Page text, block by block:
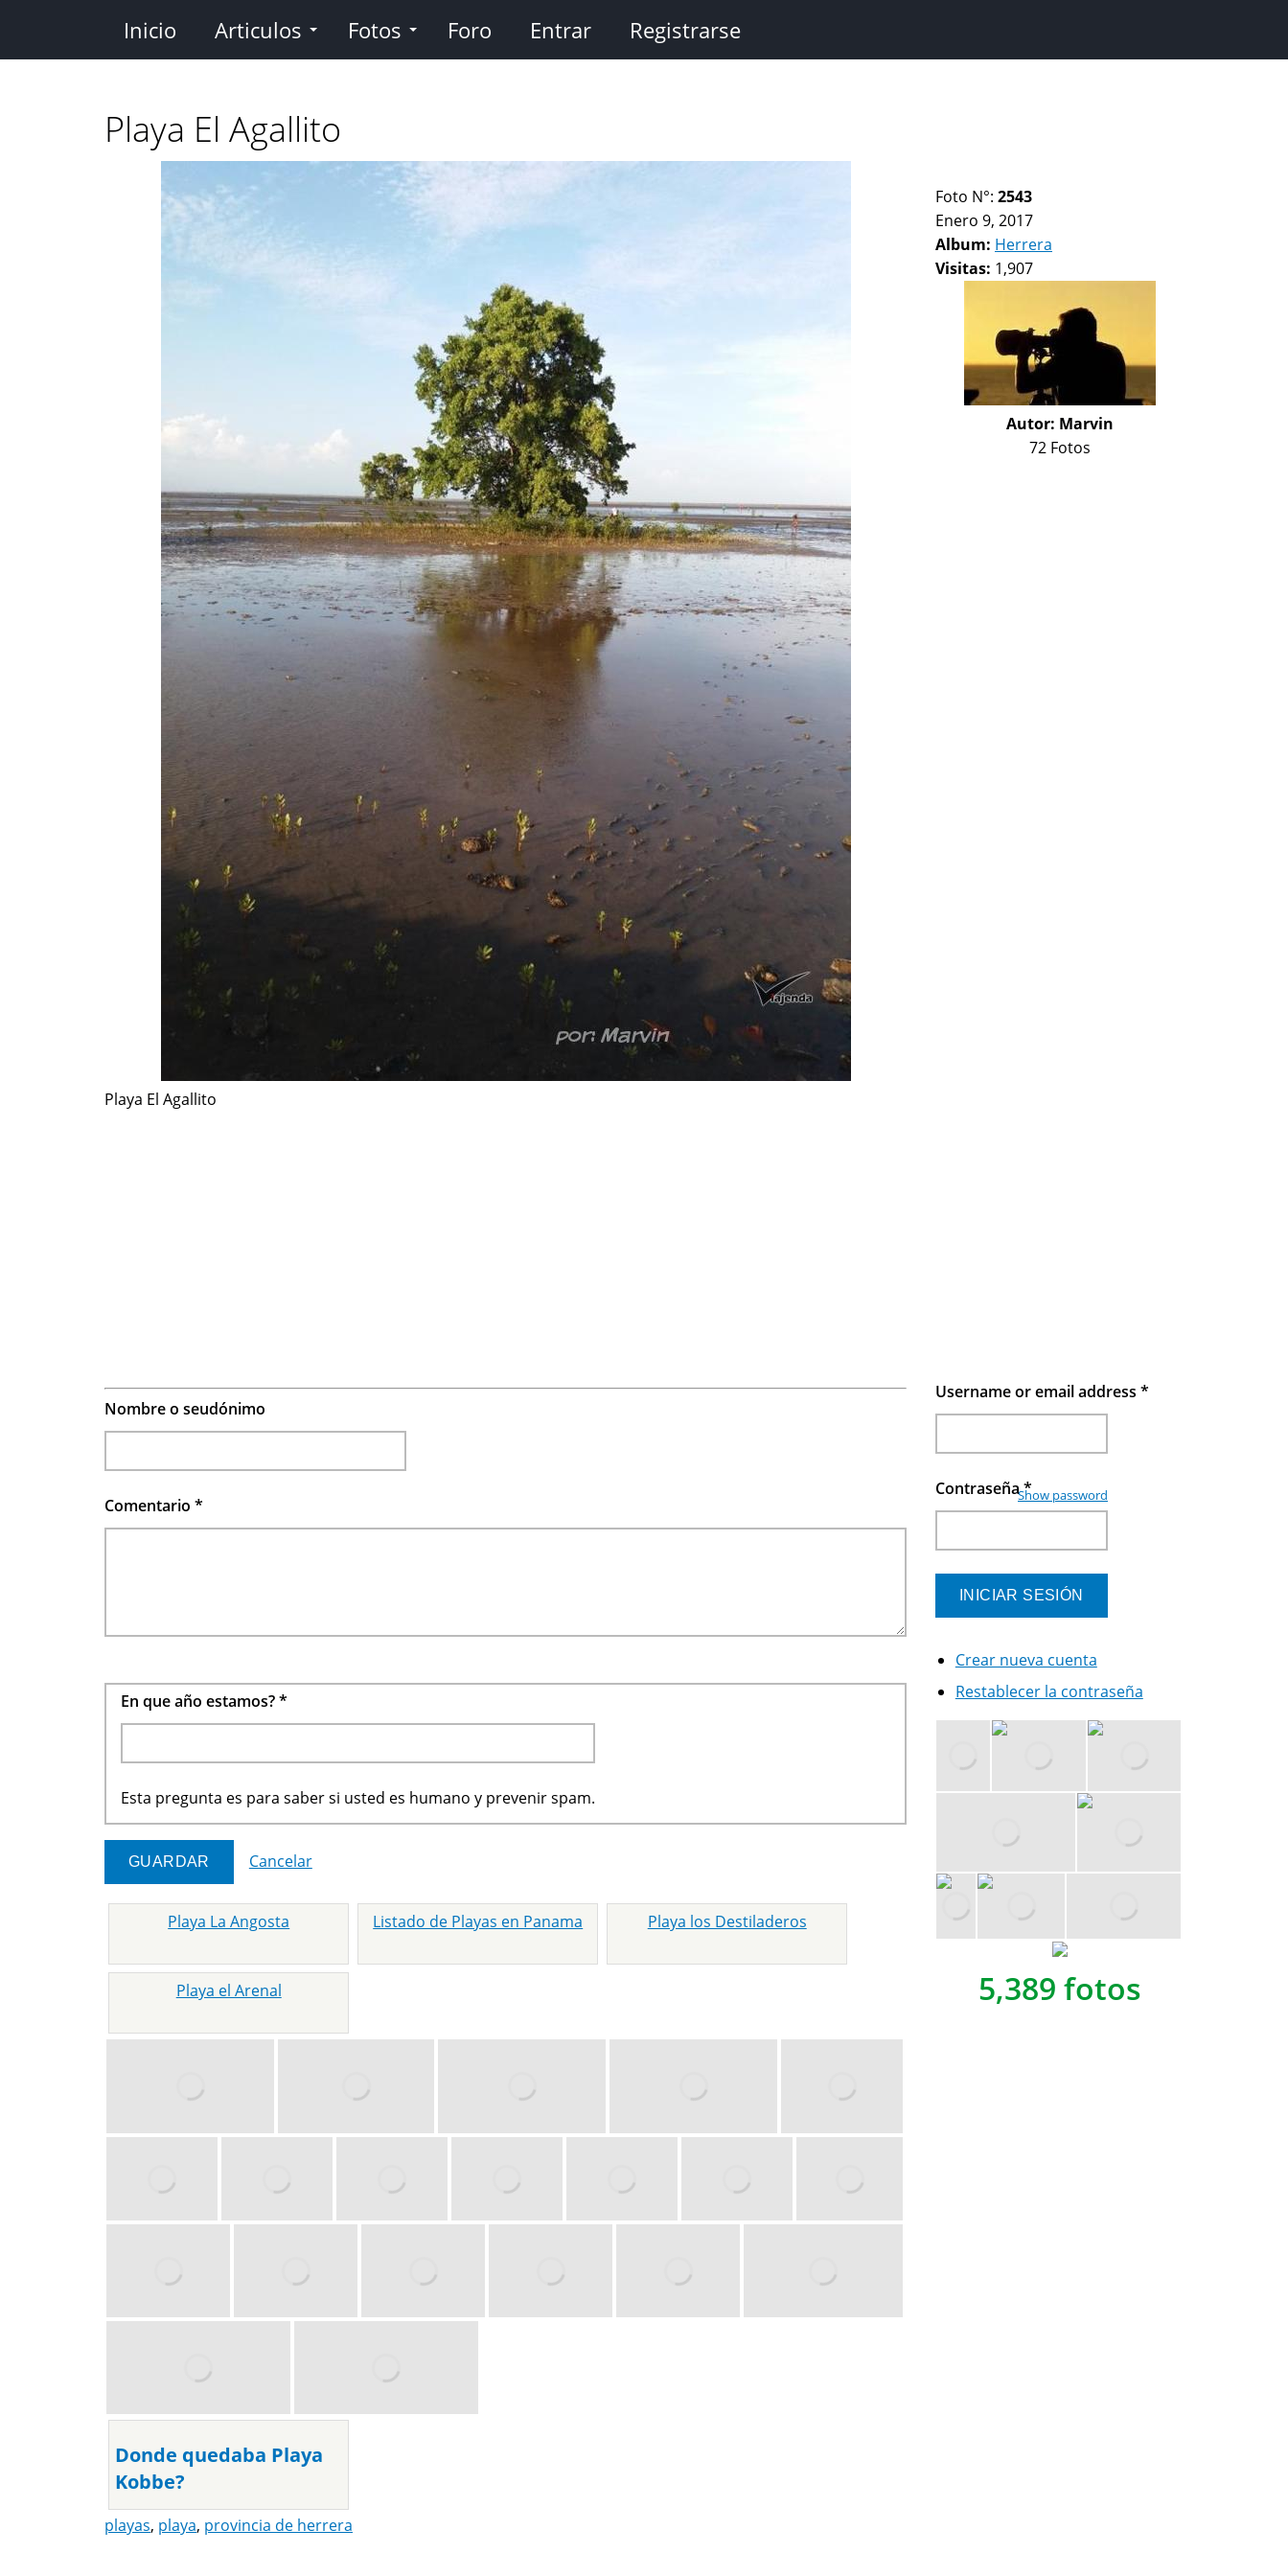
contenido
Inicio Articulos Fotos Foro Entrar Registrarse
Playa El Agallito
Playa El Agallito
Foto N°: 2543
Enero 9, 2017
Album: Herrera
Visitas: 1,907
Autor: Marvin
72 Fotos
Nombre o seudónimo
Comentario *
En que año estamos?*
Esta pregunta es para saber si usted es humano y prevenir spam.
Cancelar
Playa La Angosta Listado de Playas en Panama Playa los Destiladeros
Playa el Arenal
Donde quedaba Playa
Kobbe?
playas, playa, provincia de herrera
Username or email address *
Contraseña*
Show password
Crear nueva cuenta
Restablecer la contraseña
5,389 fotos